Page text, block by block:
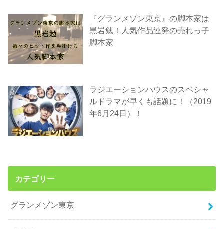
『グランメゾン東京』の脚本家は
黒岩勉！人気作品連発の売れっ子
脚本家
ラジエーションハウスのスペシャ
ルドラマが早くも話題に！（2019
年6月24日）！
カテゴリー
グランメゾン東京